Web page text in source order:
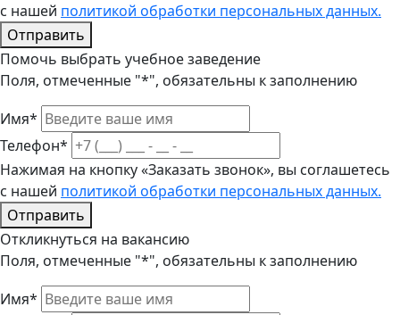
с нашей политикой обработки персональных данных.
Отправить
Помочь выбрать учебное заведение
Поля, отмеченные "*", обязательны к заполнению
Имя*
Телефон*
Нажимая на кнопку «Заказать звонок», вы соглашетесь
с нашей политикой обработки персональных данных.
Отправить
Откликнуться на вакансию
Поля, отмеченные "*", обязательны к заполнению
Имя*